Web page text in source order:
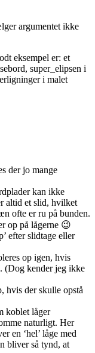
argumentet ikke
eksempel er: et
super_elipsen i
i malet
der jo mange
kan ikke
altid et slid, hvilket
ofte er ru på bunden.
op på lågerne 😉
efter slidtage eller
op igen, hvis
(Dog kender jeg ikke
hvis der skulle opstå
koblet låger
naturligt. Her
en ‘hel’ låge med
bliver så tynd, at